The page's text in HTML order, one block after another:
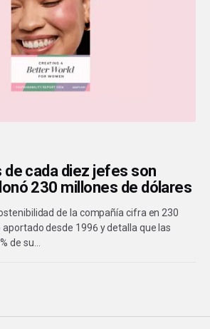
de cada diez jefes son
230 millones de dólares
de la compañía cifra en 230
desde 1996 y detalla que las
de su…